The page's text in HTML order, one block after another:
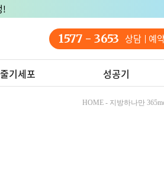
!
1577 - 3653 상담 예
기세포 성공기
HOME - 지방하나만